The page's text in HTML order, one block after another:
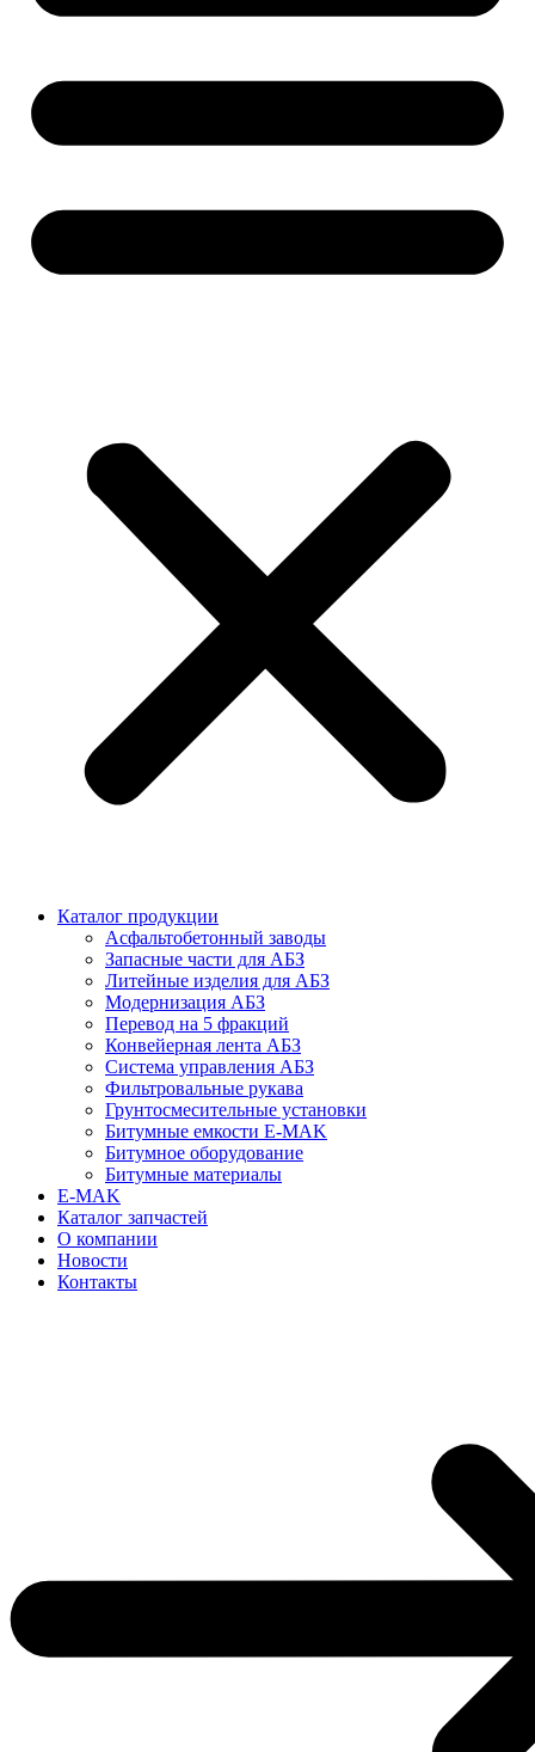
Каталог продукции
Асфальтобетонный заводы
Запасные части для АБЗ
Литейные изделия для АБЗ
Модернизация АБЗ
Перевод на 5 фракций
Конвейерная лента АБЗ
Система управления АБЗ
Фильтровальные рукава
Грунтосмесительные установки
Битумные емкости E-MAK
Битумное оборудование
Битумные материалы
E-MAK
Каталог запчастей
О компании
Новости
Контакты